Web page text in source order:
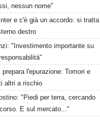
nessun nome"
e c'è già un accordo: si tratta
destro
"Investimento importante su
prepara l'epurazione: Tomori e
altri a rischio
"Piedi per terra, cercando
E sul mercato..."